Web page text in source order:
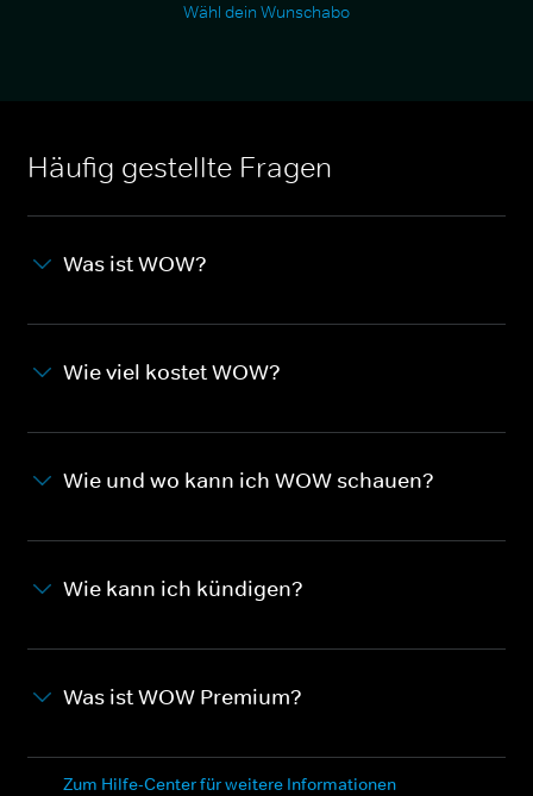
Wähl dein Wunschabo
Häufig gestellte Fragen
Was ist WOW?
Wie viel kostet WOW?
Wie und wo kann ich WOW schauen?
Wie kann ich kündigen?
Was ist WOW Premium?
Zum Hilfe-Center für weitere Informationen